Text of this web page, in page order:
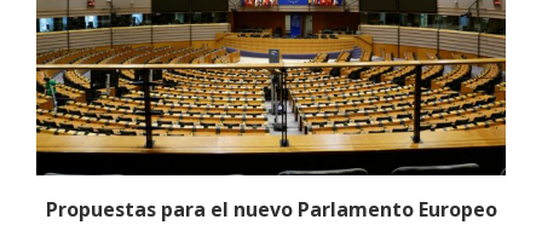
Propuestas para el nuevo Parlamento Europeo